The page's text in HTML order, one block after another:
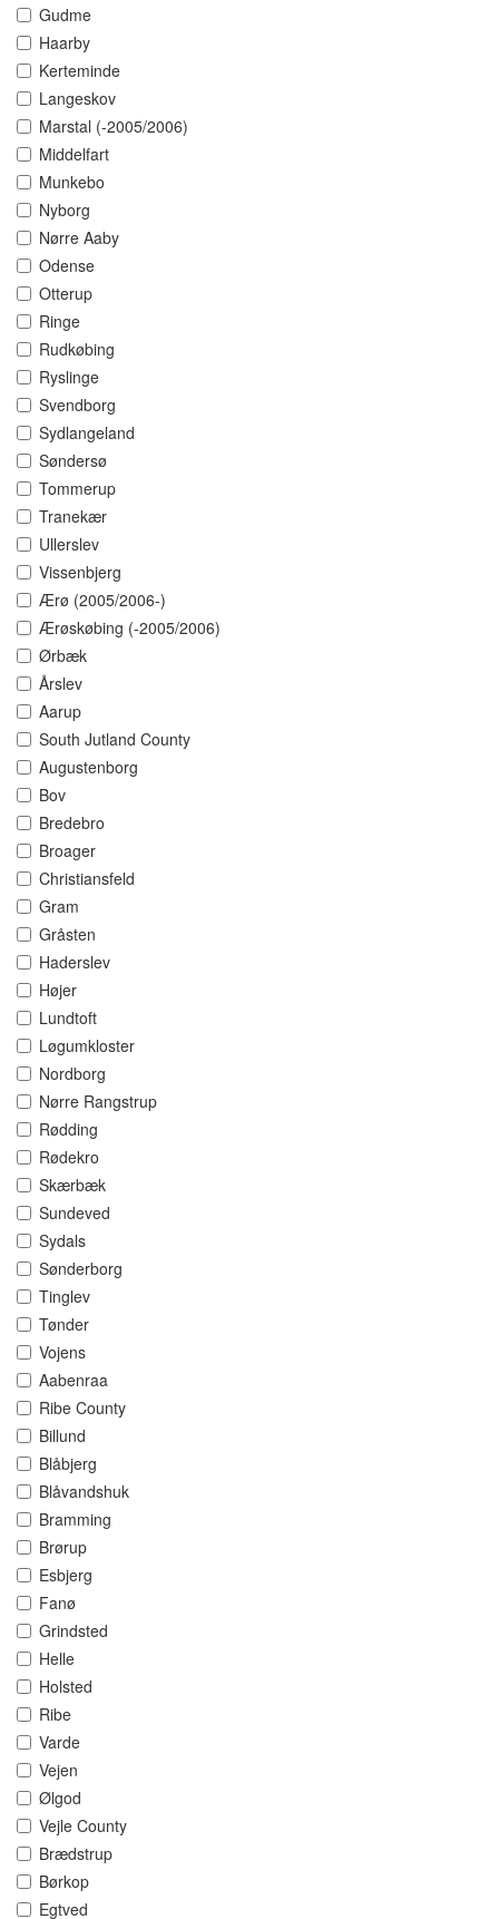
Gudme
Haarby
Kerteminde
Langeskov
Marstal (-2005/2006)
Middelfart
Munkebo
Nyborg
Nørre Aaby
Odense
Otterup
Ringe
Rudkøbing
Ryslinge
Svendborg
Sydlangeland
Søndersø
Tommerup
Tranekær
Ullerslev
Vissenbjerg
Ærø (2005/2006-)
Ærøskøbing (-2005/2006)
Ørbæk
Årslev
Aarup
South Jutland County
Augustenborg
Bov
Bredebro
Broager
Christiansfeld
Gram
Gråsten
Haderslev
Højer
Lundtoft
Løgumkloster
Nordborg
Nørre Rangstrup
Rødding
Rødekro
Skærbæk
Sundeved
Sydals
Sønderborg
Tinglev
Tønder
Vojens
Aabenraa
Ribe County
Billund
Blåbjerg
Blåvandshuk
Bramming
Brørup
Esbjerg
Fanø
Grindsted
Helle
Holsted
Ribe
Varde
Vejen
Ølgod
Vejle County
Brædstrup
Børkop
Egtved